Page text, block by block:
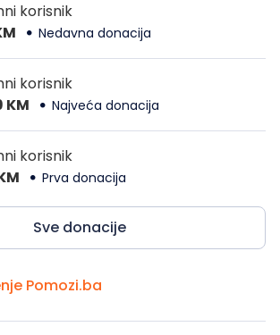
korisnik
Nedavna donacija
korisnik
KM
Najveća donacija
korisnik
Prva donacija
Sve donacije
Pomozi.ba